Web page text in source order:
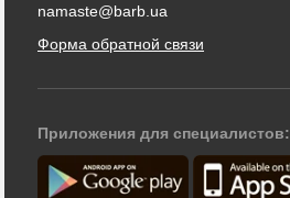
namaste@barb.ua
Форма обратной связи
Приложения для специалистов: